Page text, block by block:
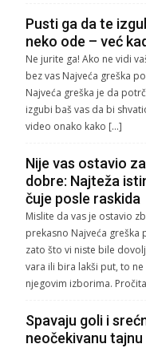
Pusti ga da te
neko ode – već
Ne jurite ga! Ako ne vidi
bez vas Najveća greška
Najveća greška je da
izgubi baš vas da bi
video onako kako […]
Nije vas ostavio
dobre: Najteža
čuje posle raskida
Mislite da vas je ostavio
prekasno Najveća greška
zato što vi niste bile
vara ili bira lakši put, to
njegovim izborima.
Spavaju goli i
neočekivanu